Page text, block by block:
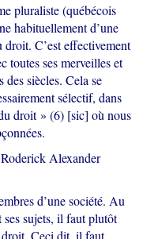
pluraliste (québécois
habituellement d’une
C’est effectivement
toutes ses merveilles et
des siècles. Cela se
sélectif, dans
droit » (6) [sic] où nous
Alexander
d’une société. Au
sujets, il faut plutôt
droit. Ceci dit, il faut